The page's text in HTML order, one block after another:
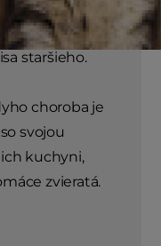
trpel
požiadal o
staršieho.
choroba je
svojou
kuchyni,
zvieratá.